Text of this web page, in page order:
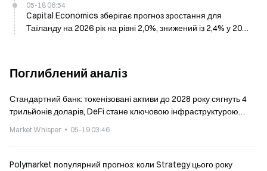
05-18 06:54
Capital Economics зберігає прогноз зростання для
Таїланду на 2026 рік на рівні 2,0%, знижений із 2,4% у 2025
Поглиблений аналіз
Стандартний банк: токенізовані активи до 2028 року сягнуть 4
трильйонів доларів, DeFi стане ключовою інфраструктурою
Market Whisper 05-19 03:46
Polymarket популярний прогноз: коли Strategy цього року